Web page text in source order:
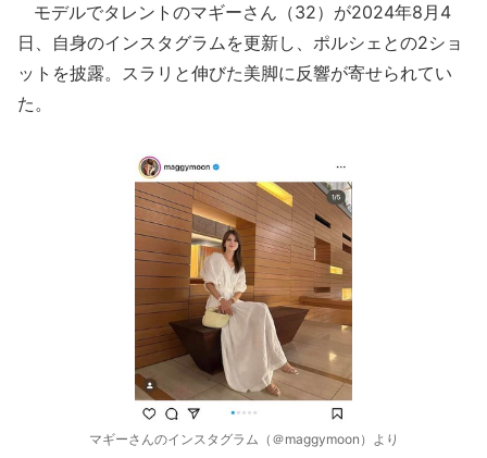
モデルでタレントのマギーさん（32）が2024年8月4
日、自身のインスタグラムを更新し、ポルシェとの2ショ
ットを披露。スラリと伸びた美脚に反響が寄せられてい
た。
マギーさんのインスタグラム（＠maggymoon）より